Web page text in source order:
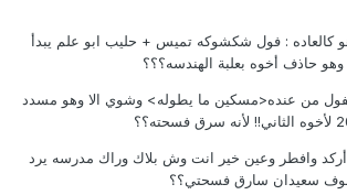
كالعاده : فول شكشوكه تميس + حليب ابو علم يبدأ
وهو حاذف أخوه بعلبة الهندسه؟؟؟
من عنده<مسكين ما يطوله> وشوي الا وهو مسدد
أركد وافطر وعين خير انت وش بلاك وراك مدرسه يرد
سعيدان سارق فسحتي؟؟